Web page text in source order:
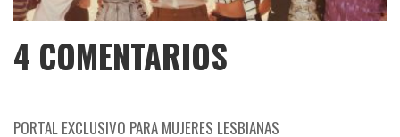
4 COMENTARIOS
PORTAL EXCLUSIVO PARA MUJERES LESBIANAS